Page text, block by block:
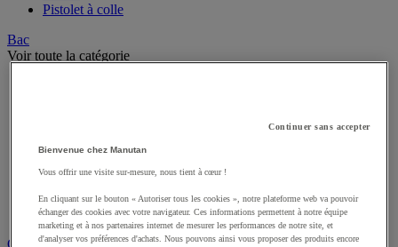
Ficelle
Bac
Bac de transport
Bac norme Europe
Bac pliant
Bac-tiroirs
Rangement pour bacs
Continuer sans accepter
Bienvenue chez Manutan
Vous offrir une visite sur-mesure, nous tient à cœur !
En cliquant sur le bouton « Autoriser tous les cookies », notre plateforme web va pouvoir
échanger des cookies avec votre navigateur. Ces informations permettent à notre équipe
marketing et à nos partenaires internet de mesurer les performances de notre site, et
d'analyser vos préférences d'achats. Nous pouvons ainsi vous proposer des produits encore